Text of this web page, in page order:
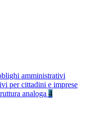
amministrativi
per cittadini e imprese
analoga 4